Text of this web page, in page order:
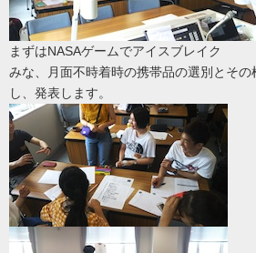
まずはNASAゲームでアイスブレイク
みな、月面不時着時の携帯品の選別とそ
し、発表します。